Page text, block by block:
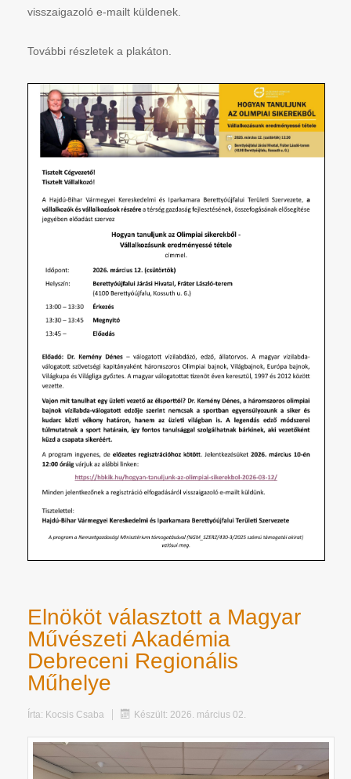
visszaigazoló e-mailt küldenek.
További részletek a plakáton.
Elnököt választott a Magyar
Művészeti Akadémia
Debreceni Regionális
Műhelye
Írta: Kocsis Csaba Készült: 2026. március 02.